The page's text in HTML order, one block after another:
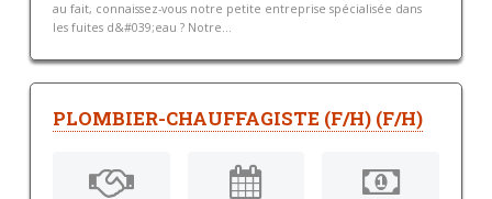
au fait, connaissez-vous notre petite entreprise spécialisée dans
les fuites d&#039;eau ? Notre...
PLOMBIER-CHAUFFAGISTE (F/H) (F/H)